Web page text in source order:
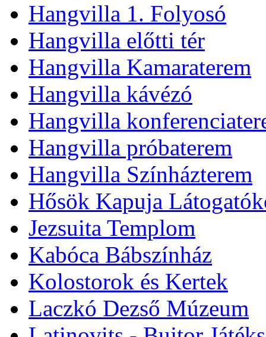
Hangvilla 1. Folyosó
Hangvilla előtti tér
Hangvilla Kamaraterem
Hangvilla kávézó
Hangvilla
Hangvilla próbaterem
Hangvilla Színházterem
Hősök Kapuja
Jezsuita Templom
Kabóca Bábszínház
Kolostorok és Kertek
Laczkó Dezső Múzeum